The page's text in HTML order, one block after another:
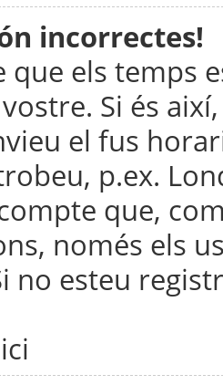
incorrectes!
que els temps
Si és
el fus
p.ex.
que,
només els
no esteu